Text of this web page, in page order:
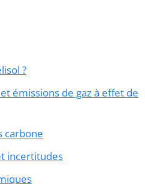
?
émissions de gaz à effet de
carbone
incertitudes